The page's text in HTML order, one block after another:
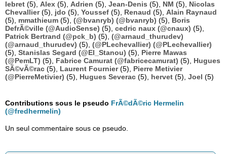
lebret (5), Alex (5), Adrien (5), Jean-Denis (5), NM (5), Nicolas
Chevallier(5), jdo (5), Youssef (5), Renaud (5), Alain Raynaud
(5), mmathieum (5), (@bvanryb) (@bvanryb) (5), Boris
DefrÃ©ville (@AudioSense) (5), cedric naux (@cnaux) (5),
Patrick Bertrand (@pck_b) (5), (@arnaud_thurudev)
(@arnaud_thurudev) (5), (@PLechevallier) (@PLechevallier)
(5), Stanislas Segard (@El_Stanou) (5), Pierre Mawas
(@PemLT) (5), Fabrice Camurat (@fabricecamurat) (5), Hugues
SÃ©vÃ©rac (5), Laurent Fournier(5), Pierre Metivier
(@PierreMetivier) (5), Hugues Severac (5), hervet (5), Joel (5)
Contributions sous le pseudo FrÃ©dÃ©ric Hermelin
(@fredhermelin)
Un seul commentaire sous ce pseudo.